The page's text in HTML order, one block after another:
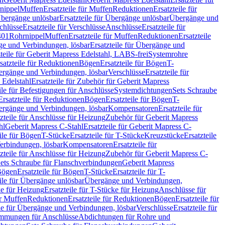
MuffenErsatzteile für MuffenReduktionenErsatzteile für
unlösbarErsatzteile für Übergänge unlösbarÜbergänge und
Ersatzteile für VerschlüsseAnschlüsseErsatzteile für
RohrnippelMuffenErsatzteile für MuffenReduktionenErsatzteile
und Verbindungen, lösbarErsatzteile für Übergänge und
für Geberit Mapress Edelstahl, LABS-freiSystemrohre
für ReduktionenBögenErsatzteile für BögenT-
und Verbindungen, lösbarVerschlüsseErsatzteile für
Ersatzteile für Zubehör für Geberit Mapress
für Befestigungen für AnschlüsseSystemdichtungenSets Schraube
für ReduktionenBögenErsatzteile für BögenT-
und Verbindungen, lösbarKompensatorenErsatzteile für
für Anschlüsse für HeizungZubehör für Geberit Mapress
Geberit Mapress C-StahlErsatzteile für Geberit Mapress C-
für BögenT-StückeErsatzteile für T-StückeKreuzstückeErsatzteile
lösbarKompensatorenErsatzteile für
für Anschlüsse für HeizungZubehör für Geberit Mapress C-
Schraube für FlanschverbindungenGeberit Mapress
Ersatzteile für BögenT-StückeErsatzteile für T-
für Übergänge unlösbarÜbergänge und Verbindungen,
für HeizungErsatzteile für T-Stücke für HeizungAnschlüsse für
MuffenReduktionenErsatzteile für ReduktionenBögenErsatzteile für
für Übergänge und Verbindungen, lösbarVerschlüsseErsatzteile für
für AnschlüsseAbdichtungen für Rohre und